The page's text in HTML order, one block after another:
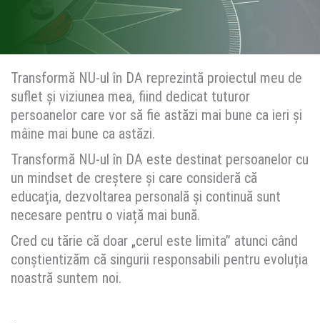
Transformă NU-ul în DA reprezintă proiectul meu de
suflet și viziunea mea, fiind dedicat tuturor
persoanelor care vor să fie astăzi mai bune ca ieri și
mâine mai bune ca astăzi.
Transformă NU-ul în DA este destinat persoanelor cu
un mindset de creștere și care consideră că
educația, dezvoltarea personală și continuă sunt
necesare pentru o viață mai bună.
Cred cu tărie că doar „cerul este limita” atunci când
conștientizăm că singurii responsabili pentru evoluția
noastră suntem noi.